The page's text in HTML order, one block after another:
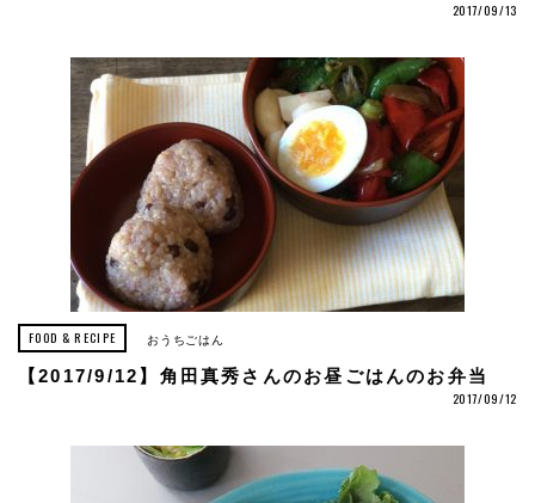
2017/09/13
FOOD & RECIPE おうちごはん
【2017/9/12】角田真秀さんのお昼ごはんのお弁当
2017/09/12